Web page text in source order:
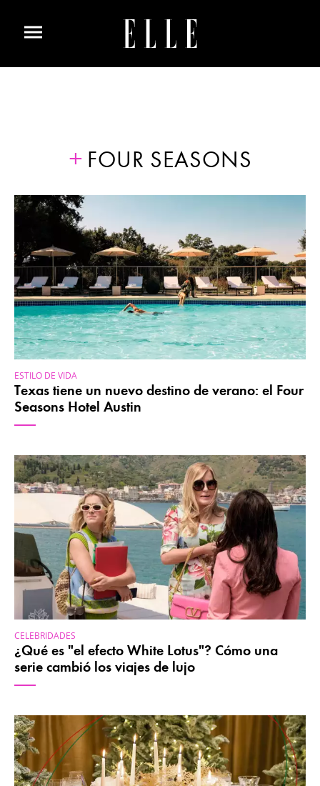
FOUR SEASONS
ESTILO DE VIDA
Texas tiene un nuevo destino de verano: el Four
Seasons Hotel Austin
CELEBRIDADES
¿Qué es "el efecto White Lotus"? Cómo una
serie cambió los viajes de lujo